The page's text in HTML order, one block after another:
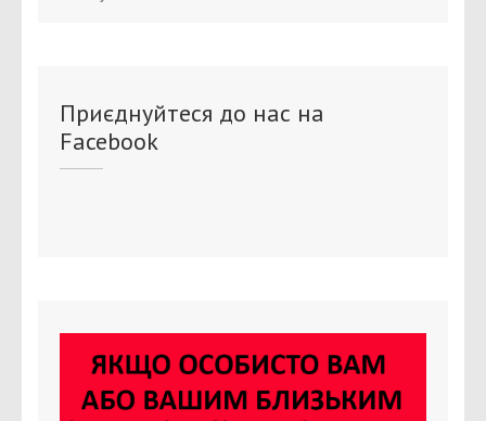
Приєднуйтеся до нас на
Facebook